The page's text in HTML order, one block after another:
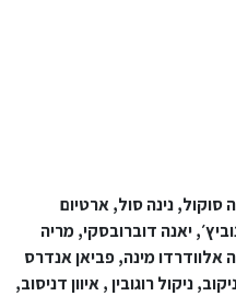
סוקול, נינה סול, ארטיום
יאנה דוברובסקי, מריה
אלוודרדו מינה, פביאן אנדרס
ניקול רוגובין , איוון דניסוב,